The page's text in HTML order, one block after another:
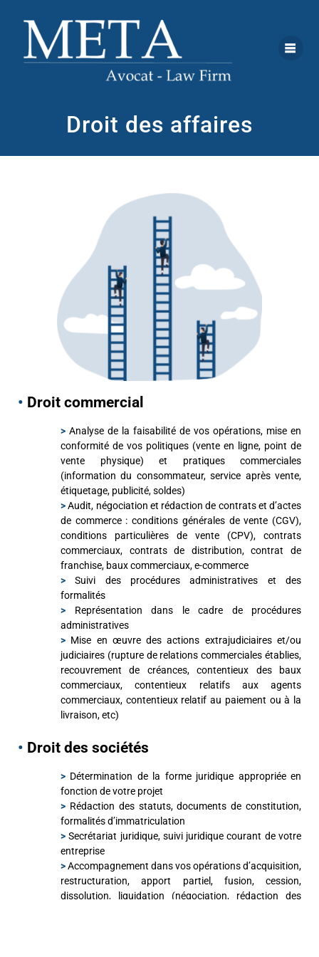
Droit des affaires
• Droit commercial
> Analyse de la faisabilité de vos opérations, mise en
conformité de vos politiques (vente en ligne, point de
vente physique) et pratiques commerciales
(information du consommateur, service après vente,
étiquetage, publicité, soldes)
>Audit, négociation et rédaction de contrats et d’actes
de commerce : conditions générales de vente (CGV),
conditions particulières de vente (CPV), contrats
commerciaux, contrats de distribution, contrat de
franchise, baux commerciaux, e-commerce
>
Suivi des procédures administratives et des
formalités
>
Représentation dans le cadre de procédures
administratives
> Mise en œuvre des actions extrajudiciaires et/ou
judiciaires (rupture de relations commerciales établies,
recouvrement de créances, contentieux des baux
commerciaux, contentieux relatifs aux agents
commerciaux, contentieux relatif au paiement ou à la
livraison, etc)
• Droit des sociétés
> Détermination de la forme juridique appropriée en
fonction de votre projet
> Rédaction des statuts, documents de constitution,
formalités d’immatriculation
> Secrétariat juridique, suivi juridique courant de votre
entreprise
>Accompagnement dans vos opérations d’acquisition,
restructuration, apport partiel, fusion, cession,
dissolution, liquidation (négociation, rédaction des